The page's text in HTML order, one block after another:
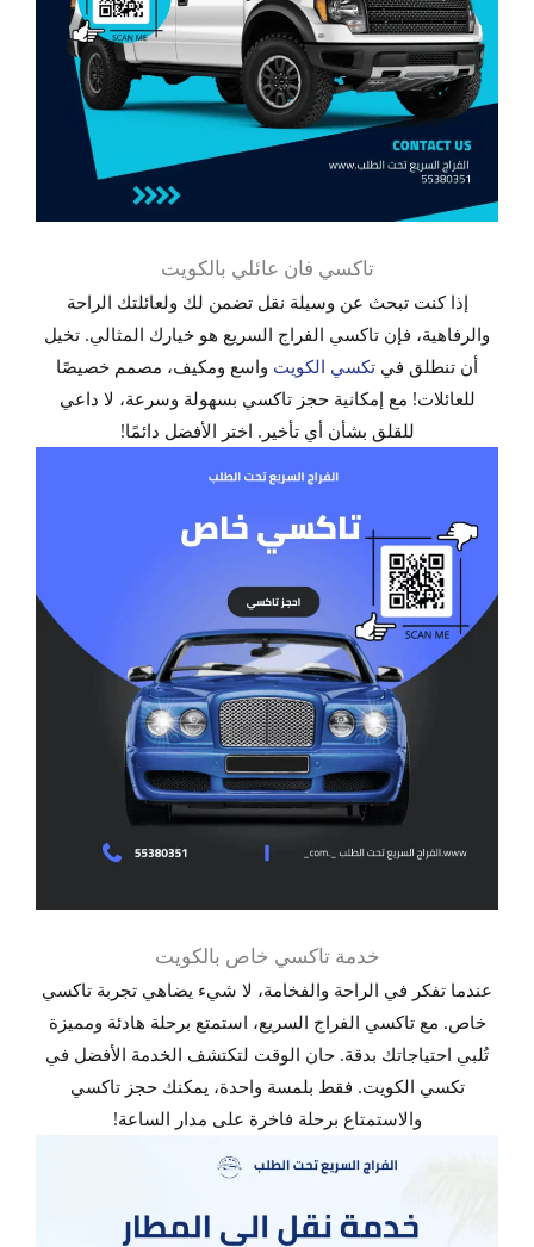
تاكسي فان عائلي بالكويت
إذا كنت تبحث عن وسيلة نقل تضمن لك ولعائلتك الراحة
والرفاهية، فإن تاكسي الفراج السريع هو خيارك المثالي. تخيل
أن تنطلق في تكسي الكويت واسع ومكيف، مصمم خصيصًا
للعائلات! مع إمكانية حجز تاكسي بسهولة وسرعة، لا داعي
للقلق بشأن أي تأخير. اختر الأفضل دائمًا!
خدمة تاكسي خاص بالكويت
عندما تفكر في الراحة والفخامة، لا شيء يضاهي تجربة تاكسي
خاص. مع تاكسي الفراج السريع، استمتع برحلة هادئة ومميزة
تُلبي احتياجاتك بدقة. حان الوقت لتكتشف الخدمة الأفضل في
تكسي الكويت. فقط بلمسة واحدة، يمكنك حجز تاكسي
والاستمتاع برحلة فاخرة على مدار الساعة!